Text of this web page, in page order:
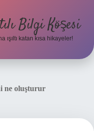
Bilgi Köşesi
ışıltı katan kısa hikayeler!
ne oluşturur